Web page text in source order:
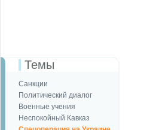
Темы
Санкции
Политический диалог
Военные учения
Неспокойный Кавказ